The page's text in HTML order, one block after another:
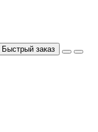
Быстрый заказ